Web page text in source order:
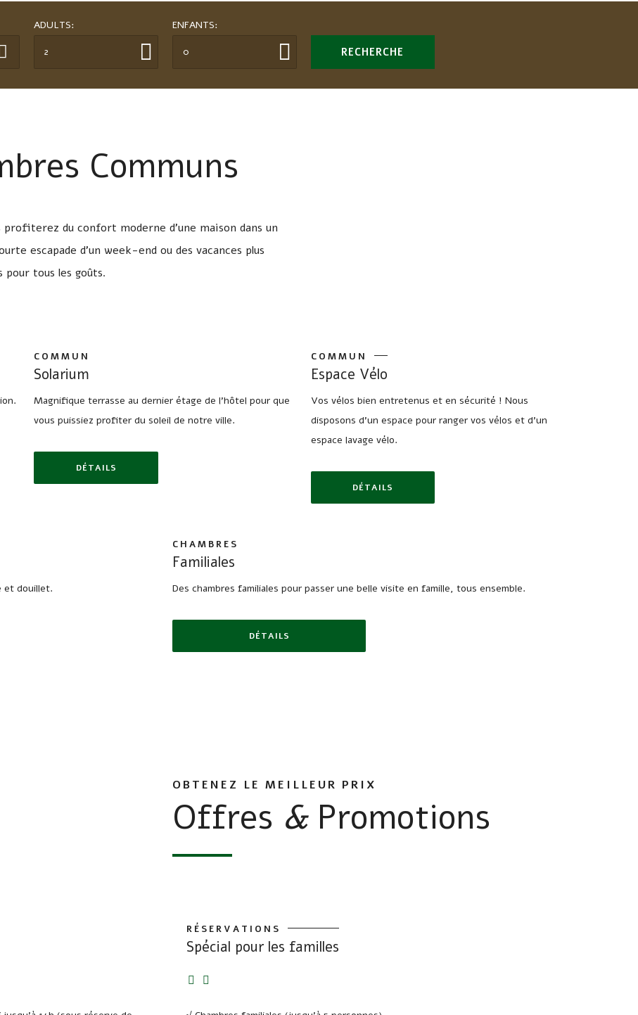
ADULTS:
2
ENFANTS:
0
Communs
du confort moderne d’une maison dans un
escapade d’un week-end ou des vacances plus
tous les goûts.
COMMUN
Solarium
Magnifique terrasse au dernier étage de l’hôtel pour que
vous puissiez profiter du soleil de notre ville.
DÉTAILS
COMMUN
Espace Vélo
Vos vélos bien entretenus et en sécurité ! Nous
disposons d’un espace pour ranger vos vélos et d’un
espace lavage vélo.
DÉTAILS
et douillet.
CHAMBRES
Familiales
Des chambres familiales pour passer une belle visite en famille, tous ensemble.
DÉTAILS
OBTENEZ LE MEILLEUR PRIX
Offres &Promotions
RÉSERVATION
RÉSERVATIONS
Spécial pour les familles